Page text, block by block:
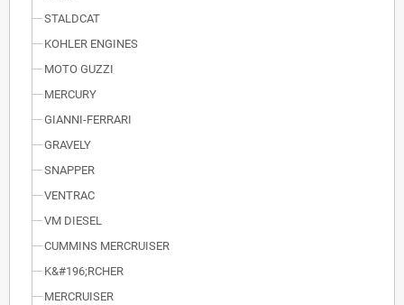
STALDCAT
KOHLER ENGINES
MOTO GUZZI
MERCURY
GIANNI-FERRARI
GRAVELY
SNAPPER
VENTRAC
VM DIESEL
CUMMINS MERCRUISER
K&#196;RCHER
MERCRUISER